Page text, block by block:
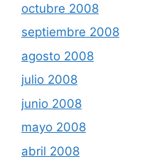
octubre 2008
septiembre 2008
agosto 2008
julio 2008
junio 2008
mayo 2008
abril 2008